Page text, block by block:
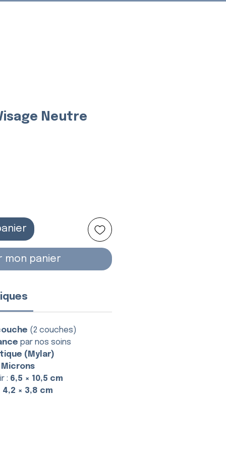
Neutre
mon panier
(2 couches)
par nos soins
(Mylar)
: 6,5 × 10,5 cm
4,2 × 3,8 cm